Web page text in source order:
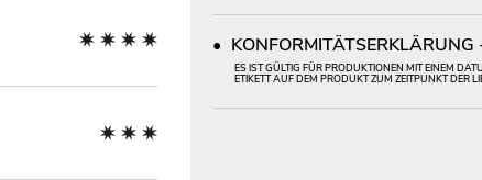
KONFORMITÄTSERKLÄRUNG
ES IST GÜLTIG FÜR PRODUKTIONEN MIT EINEM
ETIKETT AUF DEM PRODUKT ZUM ZEITPUNKT DER